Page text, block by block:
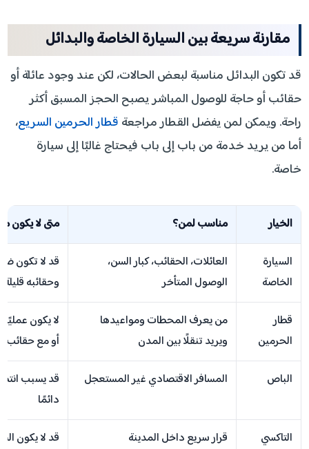
مقارنة سريعة بين السيارة الخاصة والبدائل
قد تكون البدائل مناسبة لبعض الحالات، لكن عند وجود عائلة أو
حقائب أو حاجة للوصول المباشر يصبح الحجز المسبق أكثر
راحة. ويمكن لمن يفضل القطار مراجعة قطار الحرمين السريع،
أما من يريد خدمة من باب إلى باب فيحتاج غالبًا إلى سيارة
خاصة.
الخيار مناسب لمن؟ متى لا يكون
السيارة
الخاصة
العائلات، الحقائب، كبار السن،
الوصول المتأخر
قد لا تكون
وحقائبه قليلة
قطار
الحرمين
من يعرف المحطات ومواعيدها
ويريد تنقلًا بين المدن
لا يكون عمليًا
أو مع حقائب
الباص المسافر الاقتصادي غير المستعجل
قد يسبب
دائمًا
التاكسي
قرار سريع داخل المدينة
قد لا يكون